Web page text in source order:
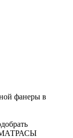
фанеры в
МАТРАСЫ